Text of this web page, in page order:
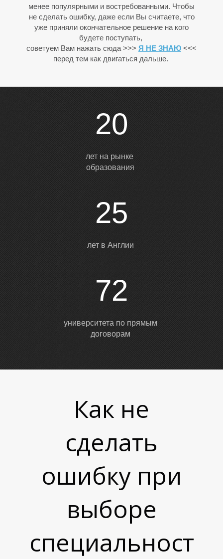
Т
У
менее популярными и востребованными. Чтобы
не сделать ошибку, даже если Вы считаете, что
уже приняли окончательное решение на кого
будете поступать,
советуем Вам нажать сюда >>> Я НЕ ЗНАЮ <<<
перед тем как двигаться дальше.
20
лет на рынке
образования
25
лет в Англии
72
университета по прямым
договорам
Как не
сделать
ошибку при
выборе
специальност